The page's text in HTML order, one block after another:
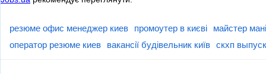
резюме офис менеджер киев промоутер в києві
майстер
оператор резюме киев
вакансії будівельник київ скхп